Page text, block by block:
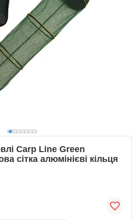
Carp Line Green
сітка алюмінієві кільця